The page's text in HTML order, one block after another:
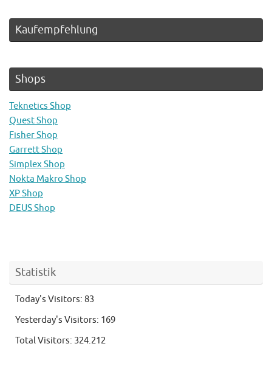
Kaufempfehlung
Shops
Teknetics Shop
Quest Shop
Fisher Shop
Garrett Shop
Simplex Shop
Nokta Makro Shop
XP Shop
DEUS Shop
Statistik
Today's Visitors: 83
Yesterday's Visitors: 169
Total Visitors: 324.212